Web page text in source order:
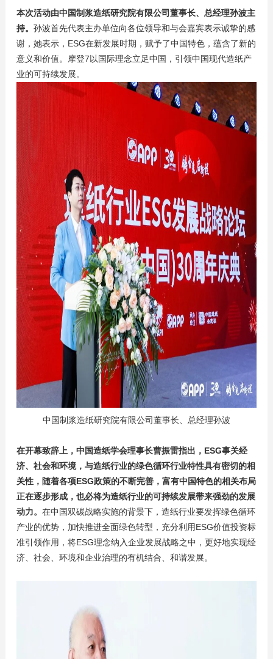
本次活动由中国制浆造纸研究院有限公司董事长、总经理孙波主
持。 孙波首先代表主办单位向各位领导和与会嘉宾表示诚挚的感
谢，她表示，ESG在新发展时期，赋予了中国特色，蕴含了新的
意义和价值。摩登7以国际理念立足中国，引领中国现代造纸产
业的可持续发展。
中国制浆造纸研究院有限公司董事长、总经理孙波
在开幕致辞上，中国造纸学会理事长曹振雷指出，ESG事关经
济、社会和环境，与造纸行业的绿色循环行业特性具有密切的相
关性，随着各项ESG政策的不断完善，富有中国特色的相关布局
正在逐步形成，也必将为造纸行业的可持续发展带来强劲的发展
动力。 在中国双碳战略实施的背景下，造纸行业要发挥绿色循环
产业的优势，加快推进全面绿色转型，充分利用ESG价值投资标
准引领作用，将ESG理念纳入企业发展战略之中，更好地实现经
济、社会、环境和企业治理的有机结合、和谐发展。